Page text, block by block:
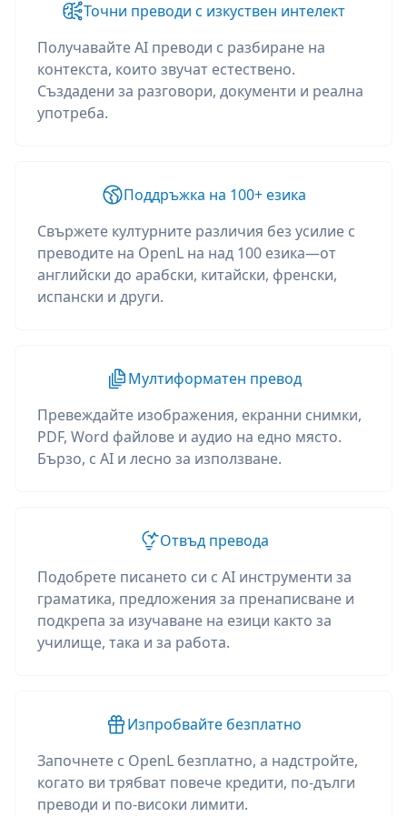
Точни преводи с изкуствен интелект
Получавайте AI преводи с разбиране на
контекста, които звучат естествено.
Създадени за разговори, документи и реална
употреба.
Поддръжка на 100+ езика
Свържете културните различия без усилие с
преводите на OpenL на над 100 езика—от
английски до арабски, китайски, френски,
испански и други.
Мултиформатен превод
Превеждайте изображения, екранни снимки,
PDF, Word файлове и аудио на едно място.
Бързо, с AI и лесно за използване.
Отвъд превода
Подобрете писането си с AI инструменти за
граматика, предложения за пренаписване и
подкрепа за изучаване на езици както за
училище, така и за работа.
Изпробвайте безплатно
Започнете с OpenL безплатно, а надстройте,
когато ви трябват повече кредити, по-дълги
преводи и по-високи лимити.